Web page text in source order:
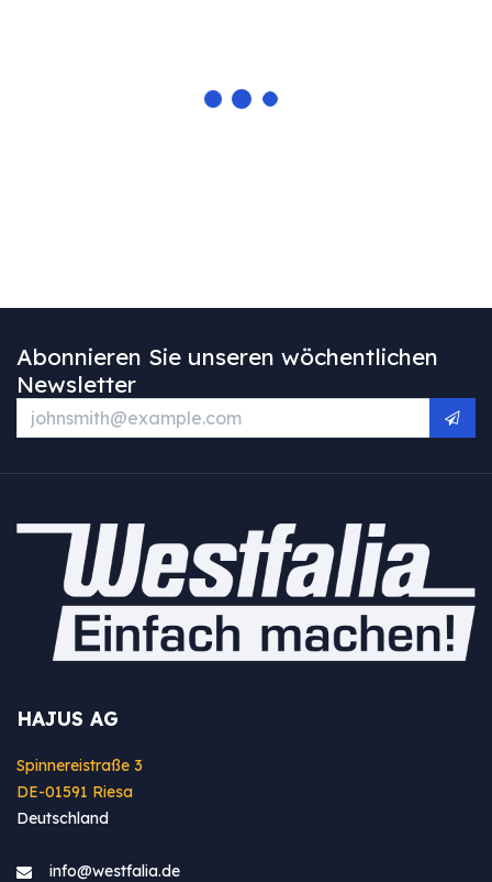
Abonnieren Sie unseren wöchentlichen
Newsletter
HAJUS AG
Spinnereistraße 3
DE-01591 Riesa
Deutschland
info@westfa​lia.de